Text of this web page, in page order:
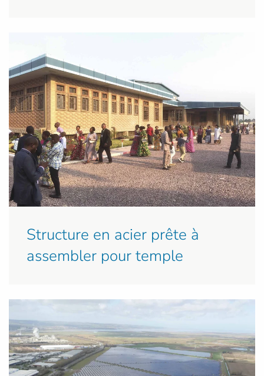
Structure en acier prête à
assembler pour temple